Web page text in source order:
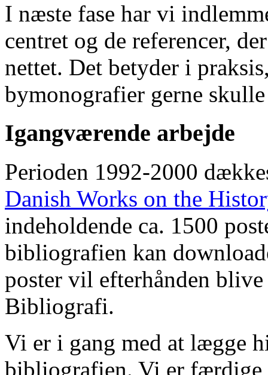
I næste fase har vi
centret og de referencer,
nettet. Det betyder i
bymonografier gerne
Igangværende arbejde
Perioden 1992-2000
Danish Works on the
indeholdende ca. 1500
bibliografien kan
poster vil efterhånden
Bibliografi.
Vi er i gang med at lægge
bibliografien. Vi er færdige